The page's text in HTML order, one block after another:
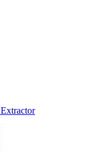
Extractor